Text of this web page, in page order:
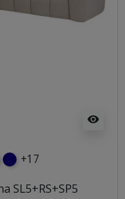
visibility
granatowy
+17
SL5+RS+SP5